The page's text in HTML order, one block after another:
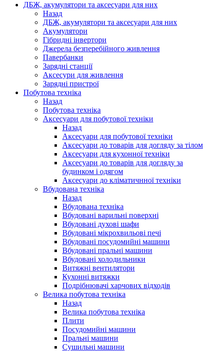
ДБЖ, акумулятори та аксесуари для них
Назад
ДБЖ, акумулятори та аксесуари для них
Акумулятори
Гібридні інвертори
Джерела безперебійного живлення
Павербанки
Зарядні станції
Аксесури для живлення
Зарядні пристрої
Побутова техніка
Назад
Побутова техніка
Аксесуари для побутової техніки
Назад
Аксесуари для побутової техніки
Аксесуари до товарів для догляду за тілом
Аксесуари для кухонної техніки
Аксесуари до товарів для догляду за
будинком і одягом
Аксесуари до кліматичнної техніки
Вбудована техніка
Назад
Вбудована техніка
Вбудовані варильні поверхні
Вбудовані духові шафи
Вбудовані мікрохвильові печі
Вбудовані посудомийні машини
Вбудовані пральні машини
Вбудовані холодильники
Витяжні вентилятори
Кухонні витяжки
Подрібнювачі харчових відходів
Велика побутова техніка
Назад
Велика побутова техніка
Плити
Посудомийні машини
Пральні машини
Сушильні машини